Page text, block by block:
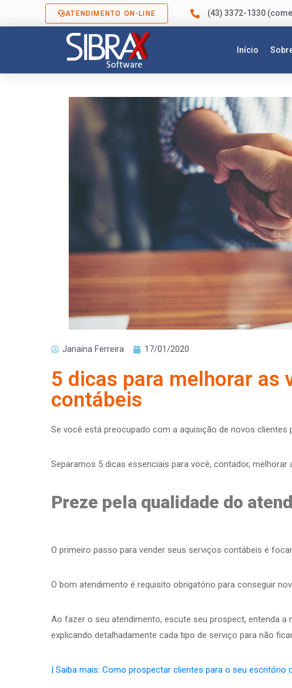
ATENDIMENTO ON-LINE (43) 3372-1330
Início
Janaína Ferreira 17/01/2020
5 dicas para melhorar as
contábeis
Se você está preocupado com a aquisição de novos
Separamos 5 dicas essenciais para você, contador,
Preze pela qualidade do
O primeiro passo para vender seus serviços contábeis é
O bom atendimento é requisito obrigatório para conseguir
Ao fazer o seu atendimento, escute seu prospect, entenda
explicando detalhadamente cada tipo de serviço para não
| Saiba mais: Como prospectar clientes para o seu escritório